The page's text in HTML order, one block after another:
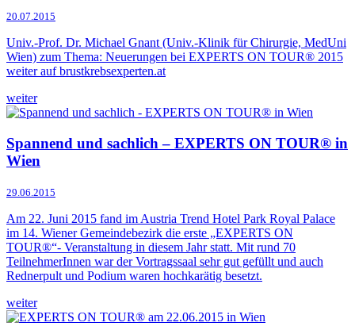
20.07.2015
Univ.-Prof. Dr. Michael Gnant (Univ.-Klinik für Chirurgie, MedUni
Wien) zum Thema: Neuerungen bei EXPERTS ON TOUR® 2015
weiter auf brustkrebsexperten.at
weiter
Spannend und sachlich – EXPERTS ON TOUR® in
Wien
29.06.2015
Am 22. Juni 2015 fand im Austria Trend Hotel Park Royal Palace
im 14. Wiener Gemeindebezirk die erste „EXPERTS ON
TOUR®“- Veranstaltung in diesem Jahr statt. Mit rund 70
TeilnehmerInnen war der Vortragssaal sehr gut gefüllt und auch
Rednerpult und Podium waren hochkarätig besetzt.
weiter